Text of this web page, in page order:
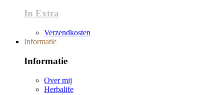
In Extra
Verzendkosten
Informatie
Informatie
Over mij
Herbalife